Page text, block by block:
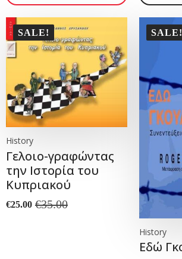
€10.00.
€5.00.
SALE!
History
Γελοιο-γραφώντας
την Ιστορία του
Κυπριακού
€35.00
Original
€25.00
Current
SALE!
History
Εδώ